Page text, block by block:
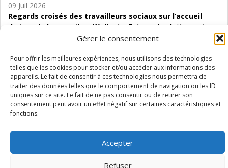
Gérer le consentement
Pour offrir les meilleures expériences, nous utilisons des technologies
telles que les cookies pour stocker et/ou accéder aux informations des
appareils. Le fait de consentir à ces technologies nous permettra de
traiter des données telles que le comportement de navigation ou les ID
uniques sur ce site. Le fait de ne pas consentir ou de retirer son
consentement peut avoir un effet négatif sur certaines caractéristiques et
fonctions.
Accepter
Refuser
09 Juil 2026
Regards croisés des travailleurs sociaux sur l’accueil
de jour de bas seuil en Wallonie. Enjeux, évolutions et
06 Juil 2026
Étude d’évaluabilité des Structures
d’accompagnement à l’autocréation d’emploi (SAACE)
01 Juil 2026
Pénurie du personnel infirmier :quels indicateurs
Wallonie ?